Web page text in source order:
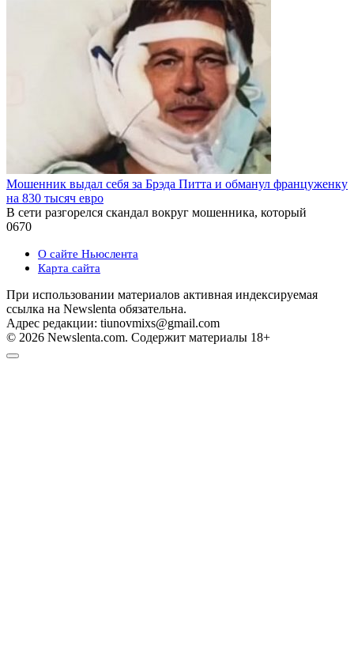
Мошенник выдал себя за Брэда Питта и обманул француженку
на 830 тысяч евро
В сети разгорелся скандал вокруг мошенника, который
0670
О сайте Ньюслента
Карта сайта
При использовании материалов активная индексируемая
ссылка на Newslenta обязательна.
Адрес редакции: tiunovmixs@gmail.com
© 2026 Newslenta.com. Содержит материалы 18+